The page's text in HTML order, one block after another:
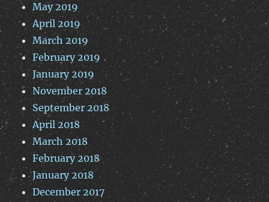
May 2019
April 2019
March 2019
February 2019
January 2019
November 2018
September 2018
April 2018
March 2018
February 2018
January 2018
December 2017